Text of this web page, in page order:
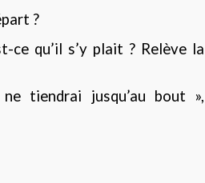
?
ce qu’il s’y plait ? Relève la
tiendrai jusqu’au bout »,